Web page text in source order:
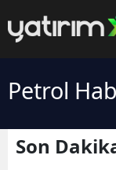
Petrol
Son